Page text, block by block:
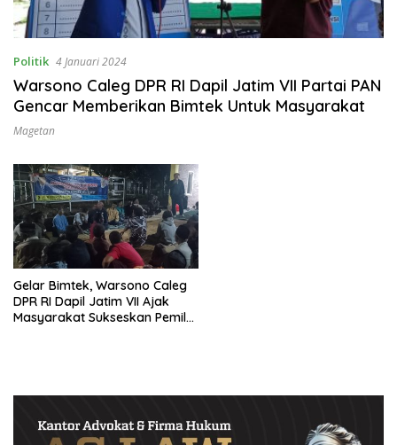
Politik 4 Januari 2024
Warsono Caleg DPR RI Dapil Jatim VII Partai PAN
Gencar Memberikan Bimtek Untuk Masyarakat
Magetan
Gelar Bimtek, Warsono Caleg
DPR RI Dapil Jatim VII Ajak
Masyarakat Sukseskan Pemilu